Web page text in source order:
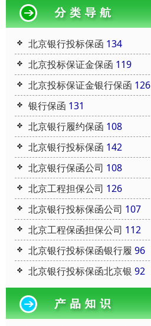
北京银行投标保函 134
北京投标保证金保函 119
北京投标保证金银行保函 126
银行保函 131
北京银行履约保函 108
北京银行投标保函 142
北京银行保函公司 108
北京工程担保公司 126
北京银行投标保函公司 107
北京工程保函担保公司 112
北京银行投标保函银行履 96
北京银行投标保函北京银 92